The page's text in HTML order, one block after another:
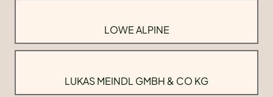
LOWE ALPINE
LUKAS MEINDL GMBH & CO KG